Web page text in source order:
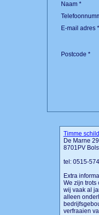
Naam *
E-mail adres *
Postcode *
Timme
De Marne
8701PV
tel: 0515-
Extra
We zijn trots
wij vaak al
alleen
verfraaien